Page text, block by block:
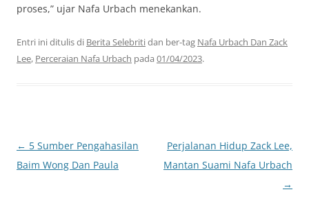
proses,” ujar Nafa Urbach menekankan.
Entri ini ditulis di Berita Selebritidan ber-tag Nafa Urbach Dan Zack
Lee, Perceraian Nafa Urbach pada 01/04/2023.
Navigasi
Tulisan
← 5 Sumber Pengahasilan
Baim Wong Dan Paula
Perjalanan Hidup Zack Lee,
Mantan Suami Nafa Urbach
→